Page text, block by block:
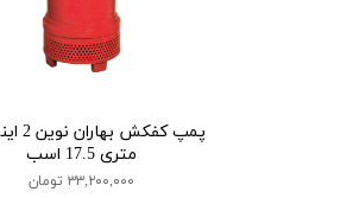
متری 17.5 اسب
۳۳,۲۰۰,۰۰۰ تومان